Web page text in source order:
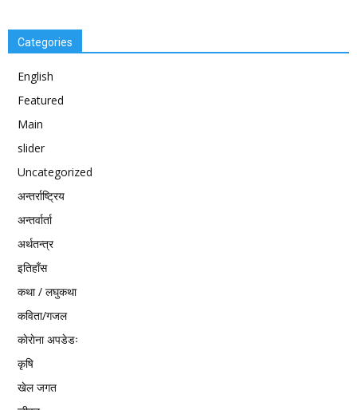
Categories
English
Featured
Main
slider
Uncategorized
अन्तर्राष्ट्रिय
अन्तर्वार्ता
अर्थतन्त्र
इतिहाँस
कथा / लघुकथा
कविता/गजल
काेराेना अपडेडः
कृषि
खेल जगत